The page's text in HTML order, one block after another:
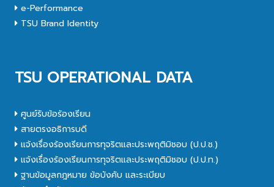
e-Performance
TSU Brand Identity
TSU OPERATIONAL DATA
ศูนย์รับข้อร้องเรียน
สายตรงอธิการบดี
แจ้งเรื่องร้องเรียนการทุจริตและประพฤติมิชอบ (ป.ป.ช.)
แจ้งเรื่องร้องเรียนการทุจริตและประพฤติมิชอบ (ป.ป.ท.)
ฐานข้อมูลกฎหมาย ข้อบังคับ และระเบียบ